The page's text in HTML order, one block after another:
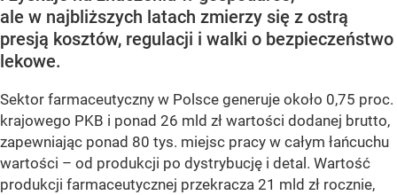
ale w najbliższych latach zmierzy się z ostrą
presją kosztów, regulacji i walki o bezpieczeństwo
lekowe.
Sektor farmaceutyczny w Polsce generuje około 0,75 proc.
krajowego PKB i ponad 26 mld zł wartości dodanej brutto,
zapewniając ponad 80 tys. miejsc pracy w całym łańcuchu
wartości – od produkcji po dystrybucję i detal. Wartość
produkcji farmaceutycznej przekracza 21 mld zł rocznie,